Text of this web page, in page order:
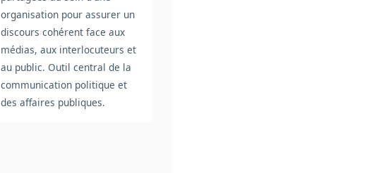
organisation pour assurer un
discours cohérent face aux
médias, aux interlocuteurs et
au public. Outil central de la
communication politique et
des affaires publiques.